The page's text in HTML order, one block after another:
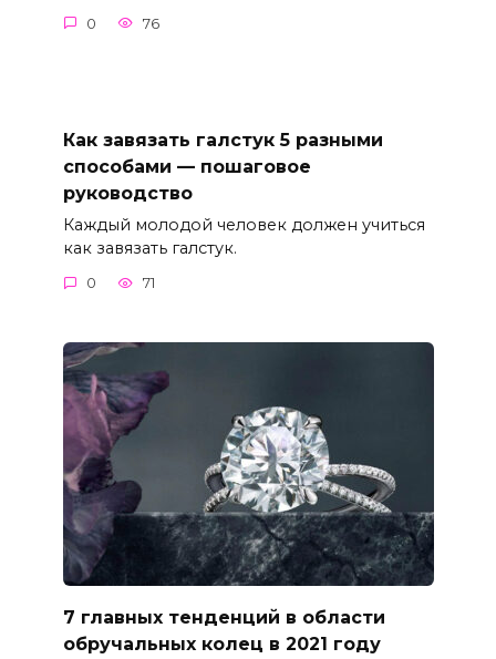
0 76
Как завязать галстук 5 разными
способами — пошаговое
руководство
Каждый молодой человек должен учиться
как завязать галстук.
0 71
7 главных тенденций в области
обручальных колец в 2021 году